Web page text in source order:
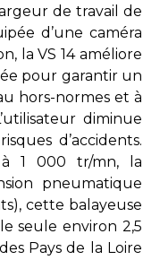
de travail de
d’une caméra
la VS 14 améliore
pour garantir un
hors-normes et à
diminue
d’accidents.
à 1 000 tr/mn, la
pneumatique
cette balayeuse
seule environ 2,5
Pays de la Loire